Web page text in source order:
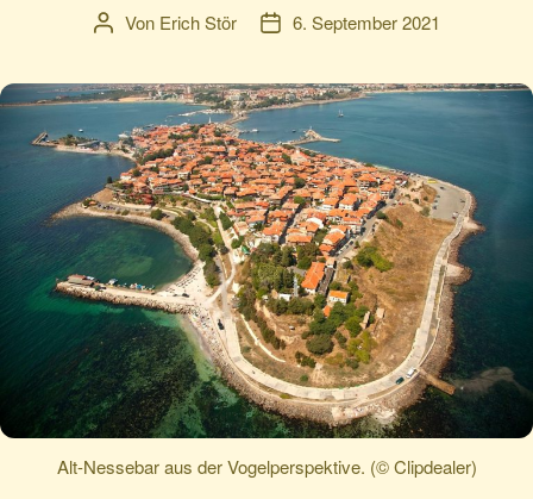
Beitragsautor
Von Erich Stör Veröffentlichungsdatum
6. September 2021
Alt-Nessebar aus der Vogelperspektive. (© Clipdealer)